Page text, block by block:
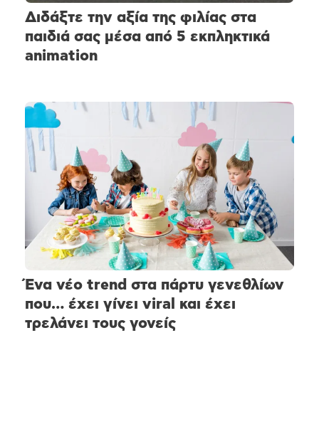
Διδάξτε την αξία της φιλίας στα
παιδιά σας μέσα από 5 εκπληκτικά
animation
Ένα νέο trend στα πάρτυ γενεθλίων
που… έχει γίνει viral και έχει
τρελάνει τους γονείς